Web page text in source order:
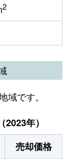
2
域です。
年）
売却価格